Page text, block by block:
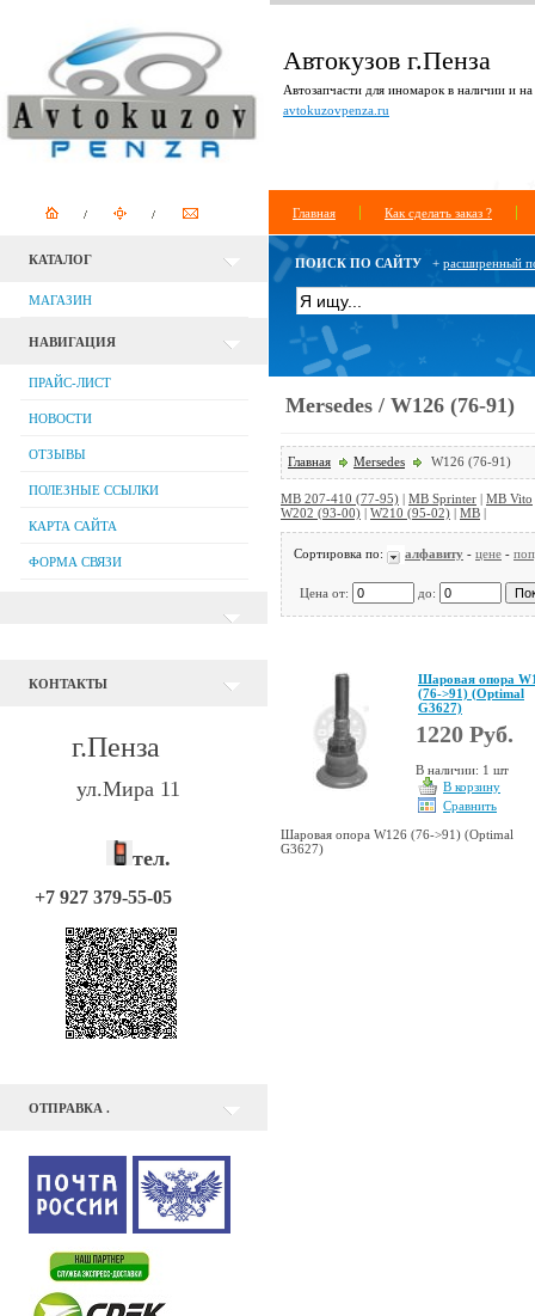
Автокузов г.Пенза
Автозапчасти для иномарок в наличии и на
avtokuzovpenza.ru
Главная Как сделать заказ ?
КАТАЛОГ
МАГАЗИН
НАВИГАЦИЯ
ПРАЙС-ЛИСТ
НОВОСТИ
ОТЗЫВЫ
ПОЛЕЗНЫЕ ССЫЛКИ
КАРТА САЙТА
ФОРМА СВЯЗИ
КОНТАКТЫ
г.Пенза
ул.Мира 11
тел.
+7 927 379-55-05
ОТПРАВКА .
ПОИСК ПО САЙТУ + расширенный
Mersedes / W126 (76-91)
Главная Mersedes W126 (76-91)
MB 207-410 (77-95) | MB Sprinter | MB Vito
W202 (93-00) | W210 (95-02) | MB |
Сортировка по: алфавиту - цене -
Цена от: до:
Шаровая опора
(76->91) (Optimal
G3627)
1220 Руб.
В наличии: 1 шт
В корзину
Сравнить
Шаровая опора W126 (76->91) (Optimal
G3627)